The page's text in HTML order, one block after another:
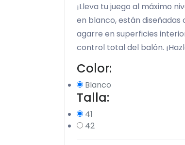
¡Lleva tu juego al máximo
en blanco, están
agarre en superficies
control total del balón.
Color:
Blanco
Talla:
41
42